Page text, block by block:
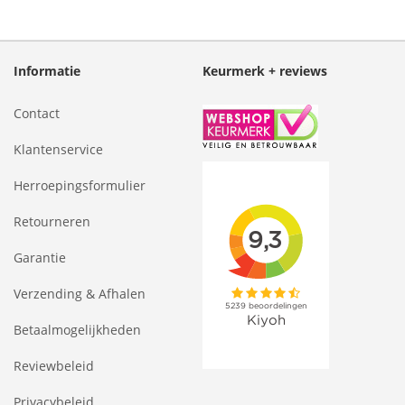
Informatie
Contact
Klantenservice
Herroepingsformulier
Retourneren
Garantie
Verzending & Afhalen
Betaalmogelijkheden
Reviewbeleid
Keurmerk + reviews